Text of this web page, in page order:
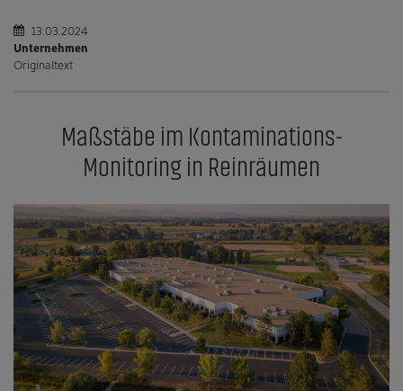
13.03.2024
Unternehmen
Originaltext
Maßstäbe im Kontaminations-
Monitoring in Reinräumen